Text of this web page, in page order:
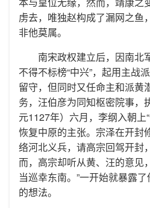
虏去，唯独赵构成了漏网之鱼
非他莫属。
南宋政权建立后，因南北
不得不标榜“中兴”，起用主战
留守，但同时又任命主和派黄
务，汪伯彦为同知枢密院事，
元1127年）六月，李纲入朝上
恢复中原的主张。宗泽在开封
络河北义兵，请高宗回驾开封
而，高宗却听从黄、汪的意见
当巡幸东南。”一开始就暴露
的想法。